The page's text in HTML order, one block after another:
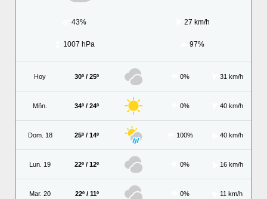
43% 27 km/h
1007 hPa 97%
Hoy 30º / 25º 0% 31 km/h
Mñn. 34º / 24º 0% 40 km/h
Dom. 18 25º / 14º 100% 40 km/h
Lun. 19 22º / 12º 0% 16 km/h
Mar. 20 22º / 11º 0% 11 km/h